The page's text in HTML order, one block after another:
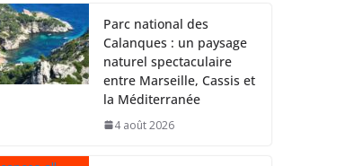
Parc national des
Calanques : un paysage
naturel spectaculaire
entre Marseille, Cassis et
la Méditerranée
4 août 2026